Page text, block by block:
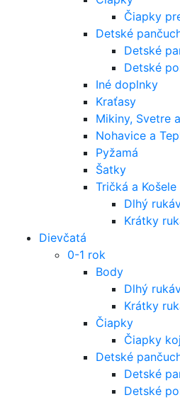
Čiapky
Detské
Detské
Detské
Iné doplnky
Kraťasy
Mikiny, Svetre
Nohavice a
Pyžamá
Šatky
Tričká a Košele
Dlhý
Krátky
Dievčatá
0-1 rok
Body
Dlhý
Krátky
Čiapky
Čiapky
Detské
Detské
Detské